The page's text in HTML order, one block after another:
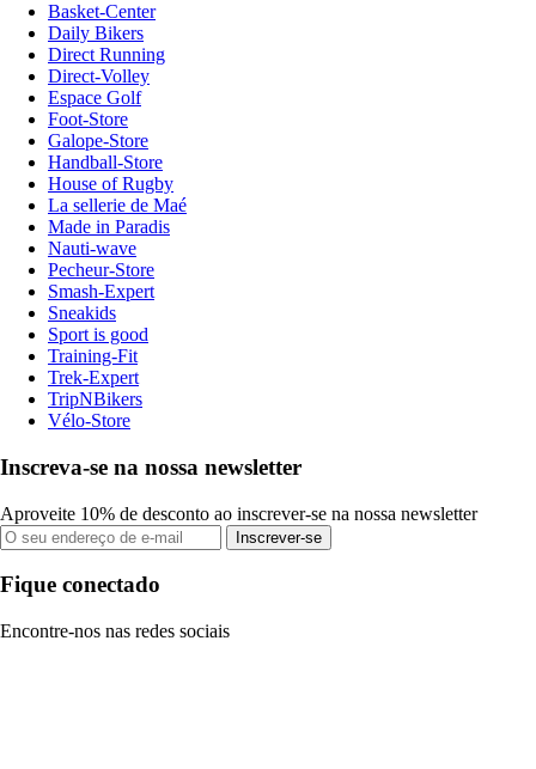
Basket-Center
Daily Bikers
Direct Running
Direct-Volley
Espace Golf
Foot-Store
Galope-Store
Handball-Store
House of Rugby
La sellerie de Maé
Made in Paradis
Nauti-wave
Pecheur-Store
Smash-Expert
Sneakids
Sport is good
Training-Fit
Trek-Expert
TripNBikers
Vélo-Store
Inscreva-se na nossa newsletter
Aproveite 10% de desconto ao inscrever-se na nossa newsletter
Inscrever-se
Fique conectado
Encontre-nos nas redes sociais